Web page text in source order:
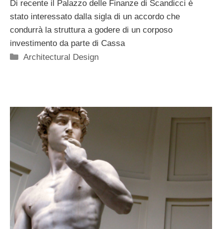
Di recente il Palazzo delle Finanze di Scandicci è
stato interessato dalla sigla di un accordo che
condurrà la struttura a godere di un corposo
investimento da parte di Cassa
Categorie
Architectural Design